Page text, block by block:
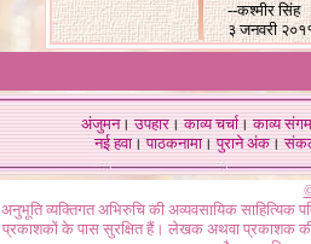
--कश्मीर सिंह
३ जनवरी
अंजुमन।उपहार।काव्य चर्चा।काव्य संगम
नई हवा। पाठकनामा। पुराने अंक।
अनुभूति व्यक्तिगत अभिरुचि की अव्यवसायिक
प्रकाशकों के पास सुरक्षित हैं। लेखक अथवा प्रकाशक की